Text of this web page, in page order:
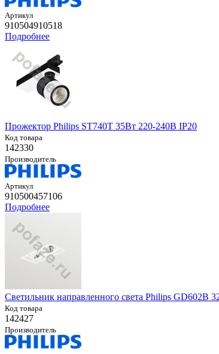
Артикул
910504910518
Подробнее
Прожектор Philips ST740T 35Вт 220-240В IP20
Код товара
142330
Производитель
Артикул
910500457106
Подробнее
Светильник направленного света Philips GD602B
Код товара
142427
Производитель